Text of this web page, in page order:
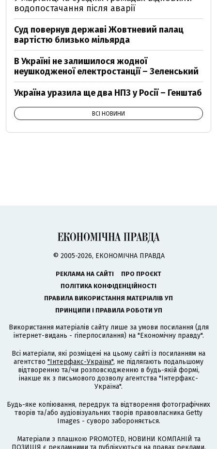
водопостачання після аварії
Суд повернув державі Жовтневий палац
вартістю близько мільярда
В Україні не залишилося жодної
неушкодженої електростанції – Зеленський
Україна уразила ще два НПЗ у Росії – Генштаб
ВСІ НОВИНИ
© 2005-2026, ЕКОНОМІЧНА ПРАВДА
РЕКЛАМА НА САЙТІ
ПРО ПРОЄКТ
ПОЛІТИКА КОНФІДЕНЦІЙНОСТІ
ПРАВИЛА ВИКОРИСТАННЯ МАТЕРІАЛІВ УП
ПРИНЦИПИ І ПРАВИЛА РОБОТИ УП
Використання матеріалів сайту лише за умови посилання (для
інтернет-видань - гіперпосилання) на "Економічну правду".
Всі матеріали, які розміщені на цьому сайті із посиланням на
агентство "Інтерфакс-Україна", не підлягають подальшому
відтворенню та/чи розповсюдженню в будь-якій формі,
інакше як з письмового дозволу агентства "Інтерфакс-
Україна".
Будь-яке копіювання, передрук та відтворення фотографічних
творів та/або аудіовізуальних творів правовласника Getty
Images - суворо забороняється.
Матеріали з плашкою PROMOTED, НОВИНИ КОМПАНІЙ та